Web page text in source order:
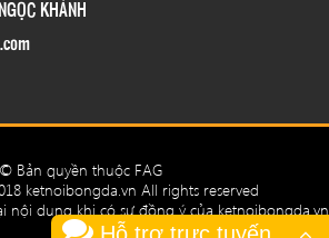
KHÁNH
© Bản quyền thuộc FAG
ketnoibongda.vn All rights reserved
nội dung khi có sự đồng ý của ketnoibongda.vn